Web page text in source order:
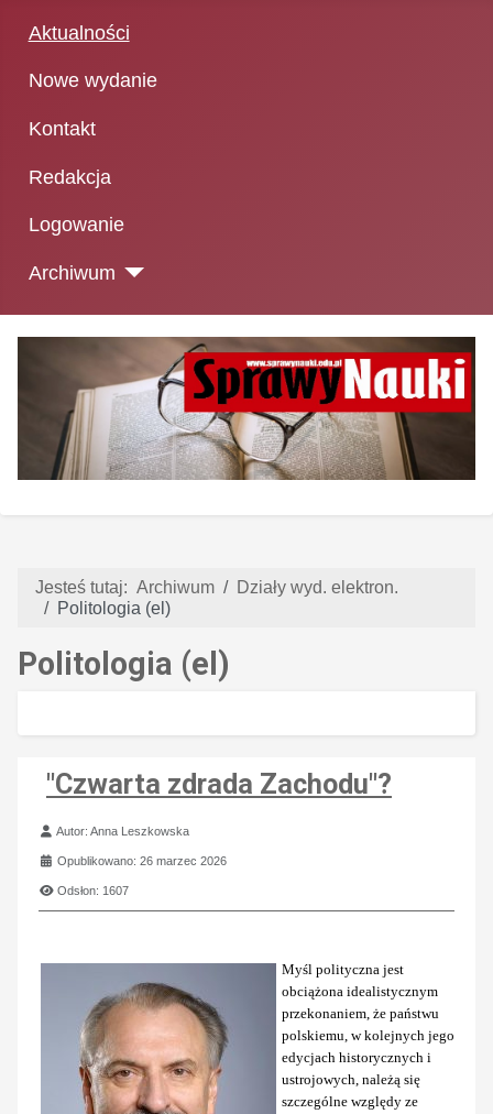
Aktualności
Nowe wydanie
Kontakt
Redakcja
Logowanie
Archiwum
Jesteś tutaj: Archiwum
Działy wyd. elektron.
Politologia (el)
Politologia (el)
"Czwarta zdrada Zachodu"?
Szczegóły
Autor:Anna Leszkowska
Opublikowano: 26 marzec 2026
Odsłon: 1607
Myśl polityczna jest
obciążona idealistycznym
przekonaniem, że państwu
polskiemu, w kolejnych jego
edycjach historycznych i
ustrojowych, należą się
szczególne względy ze